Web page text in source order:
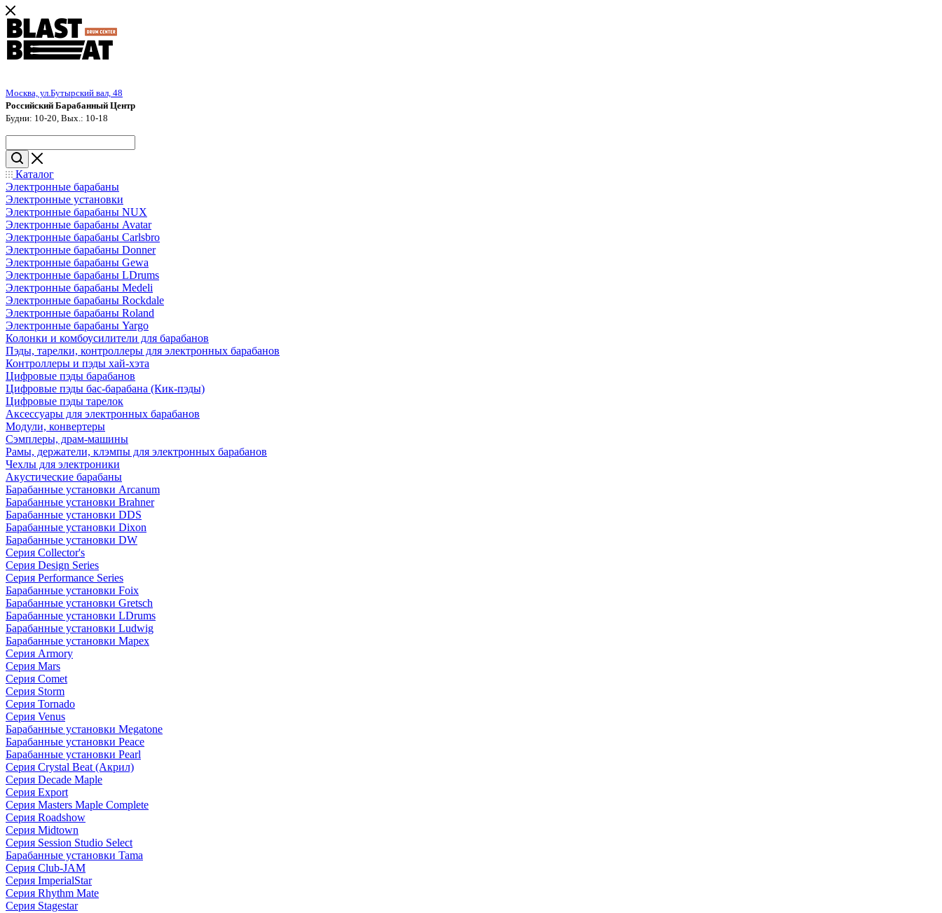
Москва, ул.Бутырский вал, 48
Российский Барабанный Центр
Будни: 10-20, Вых.: 10-18
Каталог
Электронные барабаны
Электронные установки
Электронные барабаны NUX
Электронные барабаны Avatar
Электронные барабаны Carlsbro
Электронные барабаны Donner
Электронные барабаны Gewa
Электронные барабаны LDrums
Электронные барабаны Medeli
Электронные барабаны Rockdale
Электронные барабаны Roland
Электронные барабаны Yargo
Колонки и комбоусилители для барабанов
Пэды, тарелки, контроллеры для электронных барабанов
Контроллеры и пэды хай-хэта
Цифровые пэды барабанов
Цифровые пэды бас-барабана (Кик-пэды)
Цифровые пэды тарелок
Аксессуары для электронных барабанов
Модули, конвертеры
Сэмплеры, драм-машины
Рамы, держатели, клэмпы для электронных барабанов
Чехлы для электроники
Акустические барабаны
Барабанные установки Arcanum
Барабанные установки Brahner
Барабанные установки DDS
Барабанные установки Dixon
Барабанные установки DW
Серия Collector's
Серия Design Series
Серия Performance Series
Барабанные установки Foix
Барабанные установки Gretsch
Барабанные установки LDrums
Барабанные установки Ludwig
Барабанные установки Mapex
Серия Armory
Серия Mars
Серия Comet
Серия Storm
Серия Tornado
Серия Venus
Барабанные установки Megatone
Барабанные установки Peace
Барабанные установки Pearl
Серия Crystal Beat (Акрил)
Серия Decade Maple
Серия Export
Серия Masters Maple Complete
Серия Roadshow
Серия Midtown
Серия Session Studio Select
Барабанные установки Tama
Серия Club-JAM
Серия ImperialStar
Серия Rhythm Mate
Серия Stagestar